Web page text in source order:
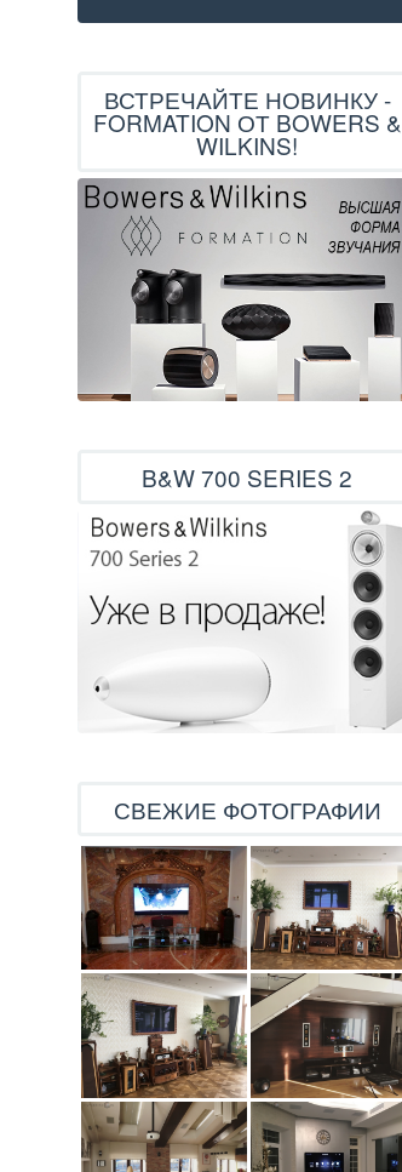
ВСТРЕЧАЙТЕ НОВИНКУ -
FORMATION ОТ BOWERS &
WILKINS!
B&W 700 SERIES 2
СВЕЖИЕ ФОТОГРАФИИ